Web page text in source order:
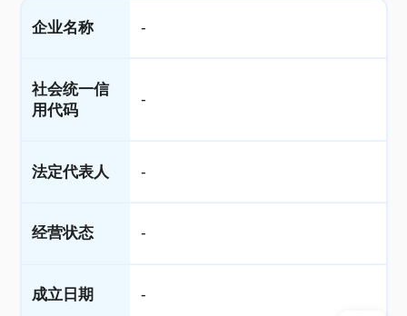
企业名称 -
社会统一信
用代码
-
法定代表人 -
经营状态 -
成立日期 -